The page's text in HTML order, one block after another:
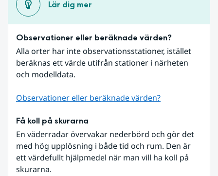
Lär dig mer
Observationer eller beräknade värden?
Alla orter har inte observationsstationer, istället
beräknas ett värde utifrån stationer i närheten
och modelldata.
Observationer eller beräknade värden?
Få koll på skurarna
En väderradar övervakar nederbörd och gör det
med hög upplösning i både tid och rum. Den är
ett värdefullt hjälpmedel när man vill ha koll på
skurarna.